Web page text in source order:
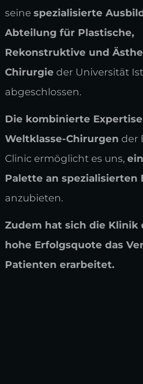
seine spezialisierte
Abteilung für Plastische,
Rekonstruktive und
Chirurgie der Universität
abgeschlossen.
Die kombinierte
Weltklasse-Chirurgen der
Clinic ermöglicht es uns,
Palette an spezialisierten
anzubieten.
Zudem hat sich die Klinik
hohe Erfolgsquote das
Patienten erarbeitet.